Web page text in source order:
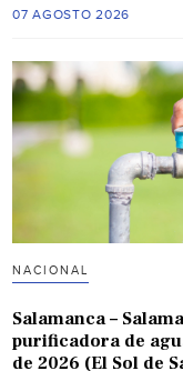
07 AGOSTO 2026
NACIONAL
Salamanca –
purificadora de
de 2026 (El Sol de